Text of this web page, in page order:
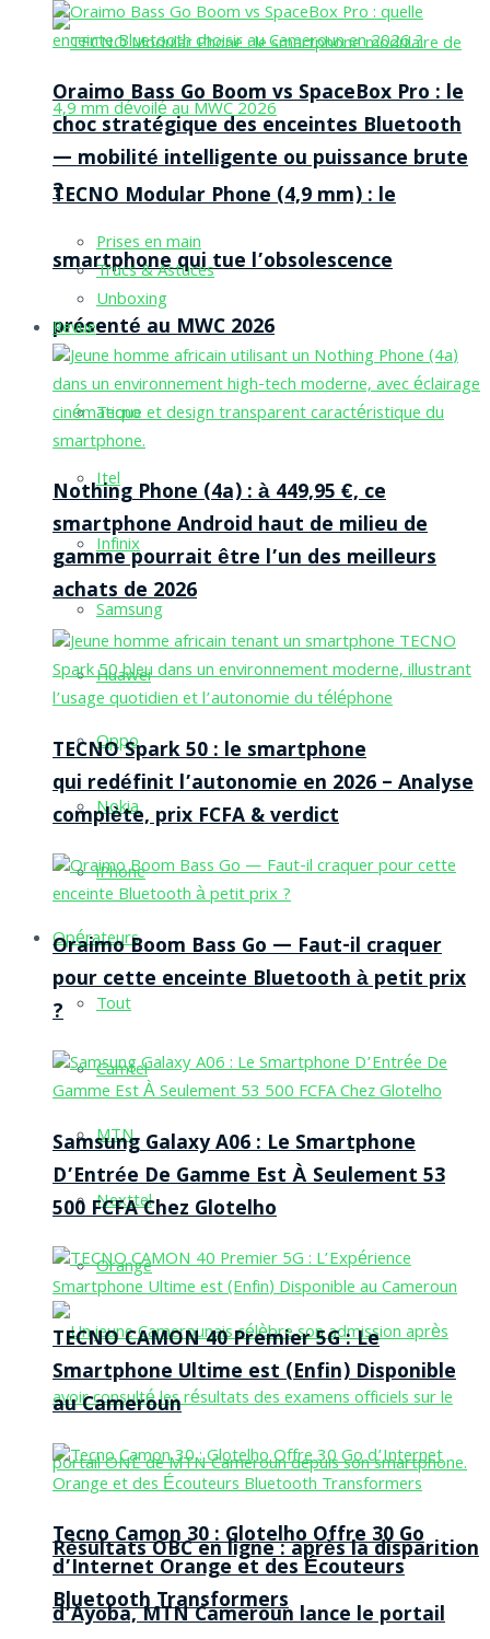
TECNO Modular Phone (4,9 mm) : le
smartphone qui tue l’obsolescence
présenté au MWC 2026
Tecno
Itel
Infinix
Samsung
Huawei
Oppo
Nokia
iPhone
Opérateurs
Tout
Camtel
MTN
Nexttel
Orange
Résultats OBC en ligne : après la disparition
d’Ayoba, MTN Cameroun lance le portail
Oraimo Bass Go Boom vs SpaceBox Pro : le
choc stratégique des enceintes Bluetooth
— mobilité intelligente ou puissance brute
?
Prises en main
Trucs & Astuces
Unboxing
Revue
Nothing Phone (4a) : à 449,95 €, ce
smartphone Android haut de milieu de
gamme pourrait être l’un des meilleurs
achats de 2026
TECNO Spark 50 : le smartphone
qui redéfinit l’autonomie en 2026 – Analyse
complète, prix FCFA & verdict
Oraimo Boom Bass Go — Faut-il craquer
pour cette enceinte Bluetooth à petit prix
?
Samsung Galaxy A06 : Le Smartphone
D’Entrée De Gamme Est À Seulement 53
500 FCFA Chez Glotelho
TECNO CAMON 40 Premier 5G : Le
Smartphone Ultime est (Enfin) Disponible
au Cameroun
Tecno Camon 30 : Glotelho Offre 30 Go
d’Internet Orange et des Écouteurs
Bluetooth Transformers